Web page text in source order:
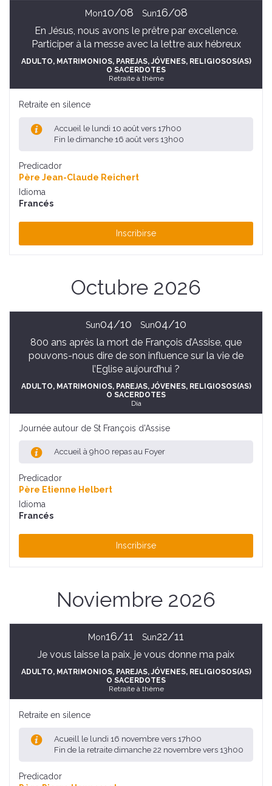
Mon10/08 Sun16/08
En Jésus, nous avons le prêtre par excellence.
Participer à la messe avec la lettre aux hébreux
ADULTO, MATRIMONIOS, PAREJAS, JÓVENES, RELIGIOSOS(AS)
O SACERDOTES
Retraite à thème
Retraite en silence
Accueil le lundi 10 août vers 17h00
Fin le dimanche 16 août vers 13h00
Predicador
Père Jean-Claude Reichert
Idioma
Francés
Inscribirse
Octubre 2026
Sun04/10 Sun04/10
800 ans après la mort de François d’Assise, que
pouvons-nous dire de son influence sur la vie de
l’Eglise aujourd’hui ?
ADULTO, MATRIMONIOS, PAREJAS, JÓVENES, RELIGIOSOS(AS)
O SACERDOTES
Día
Journée autour de St François d'Assise
Accueil à 9h00 repas au Foyer
Predicador
Père Etienne Helbert
Idioma
Francés
Inscribirse
Noviembre 2026
Mon16/11 Sun22/11
Je vous laisse la paix, je vous donne ma paix
ADULTO, MATRIMONIOS, PAREJAS, JÓVENES, RELIGIOSOS(AS)
O SACERDOTES
Retraite à thème
Retraite en silence
Acueill le lundi 16 novembre vers 17h00
Fin de la retraite dimanche 22 novembre vers 13h00
Predicador